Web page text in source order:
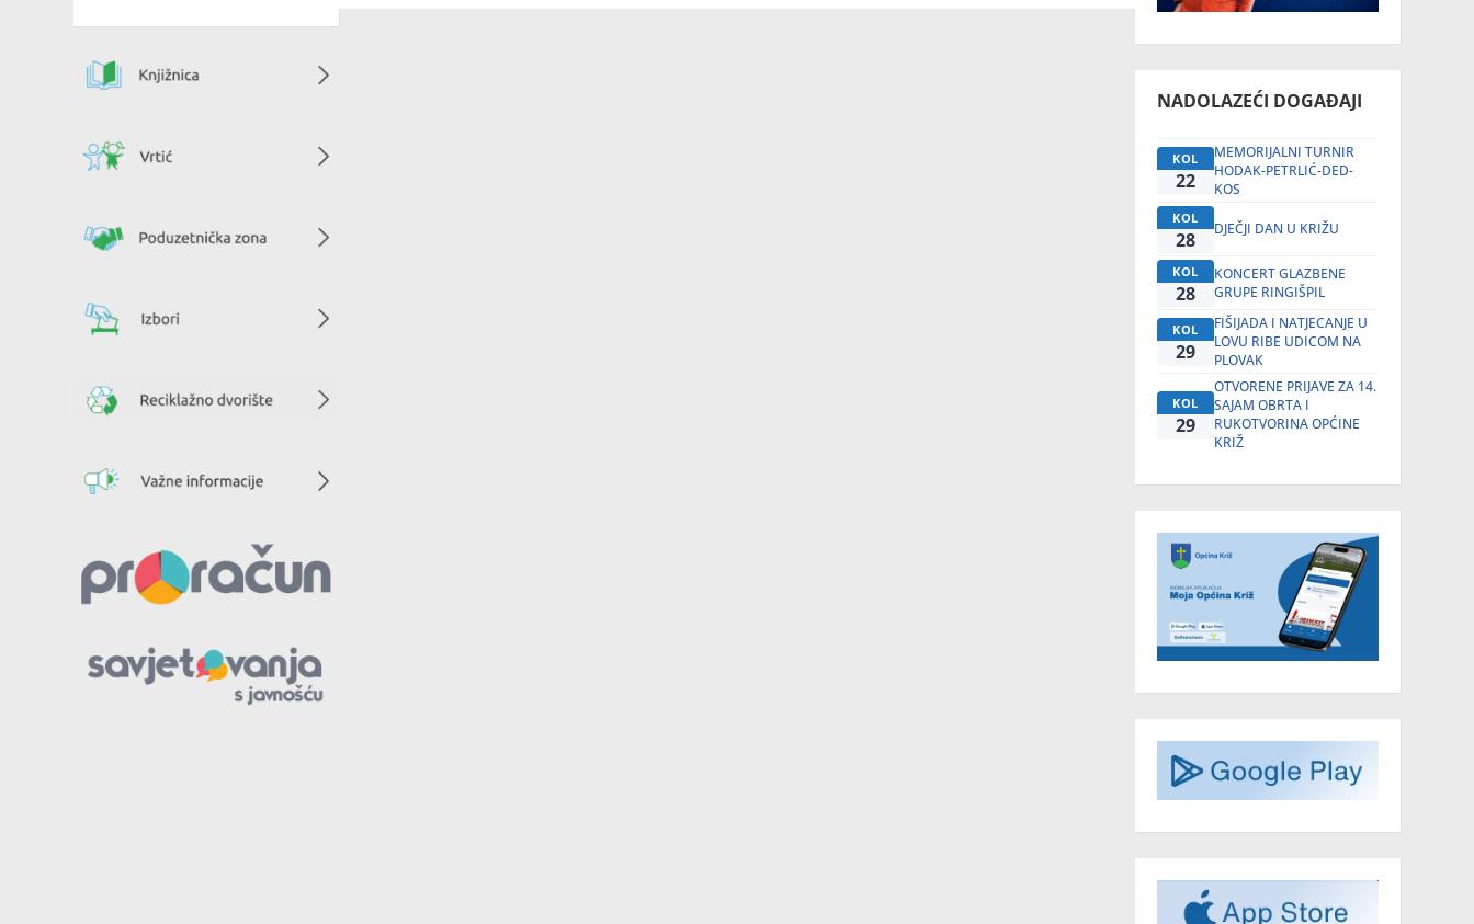
NADOLAZEĆI DOGAĐAJI
KOL
22
MEMORIJALNI TURNIR
HODAK-PETRLIĆ-DED-
KOS
KOL
28 DJEČJI DAN U KRIŽU
KOL
28
KONCERT GLAZBENE
GRUPE RINGIŠPIL
KOL
29
FIŠIJADA I NATJECANJE U
LOVU RIBE UDICOM NA
PLOVAK
KOL
29
OTVORENE PRIJAVE ZA 14.
SAJAM OBRTA I
RUKOTVORINA OPĆINE
KRIŽ